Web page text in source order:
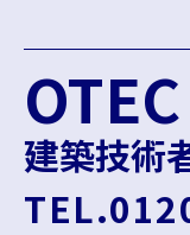
OTEC
建築技術